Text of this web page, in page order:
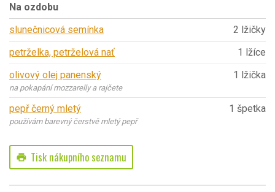
Na ozdobu
slunečnicová semínka
2 lžičky
petrželka, petrželová nať
1 lžíce
olivový olej panenský
na pokapání mozzarelly a rajčete
1 lžička
pepř černý mletý
používám barevný čerstvě mletý pepř
1 špetka
print Tisk nákupního seznamu